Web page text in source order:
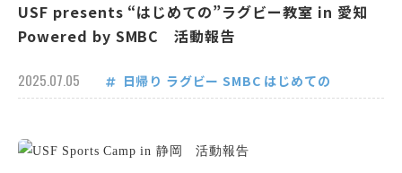
USF presents “はじめての”ラグビー教室 in 愛知
Powered by SMBC 活動報告
2025.07.05 日帰り ラグビー SMBC はじめての